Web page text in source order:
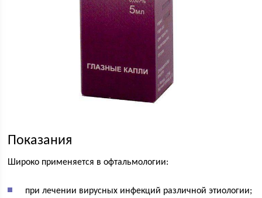
Показания
Широко применяется в офтальмологии:
при лечении вирусных инфекций различной этиологии;